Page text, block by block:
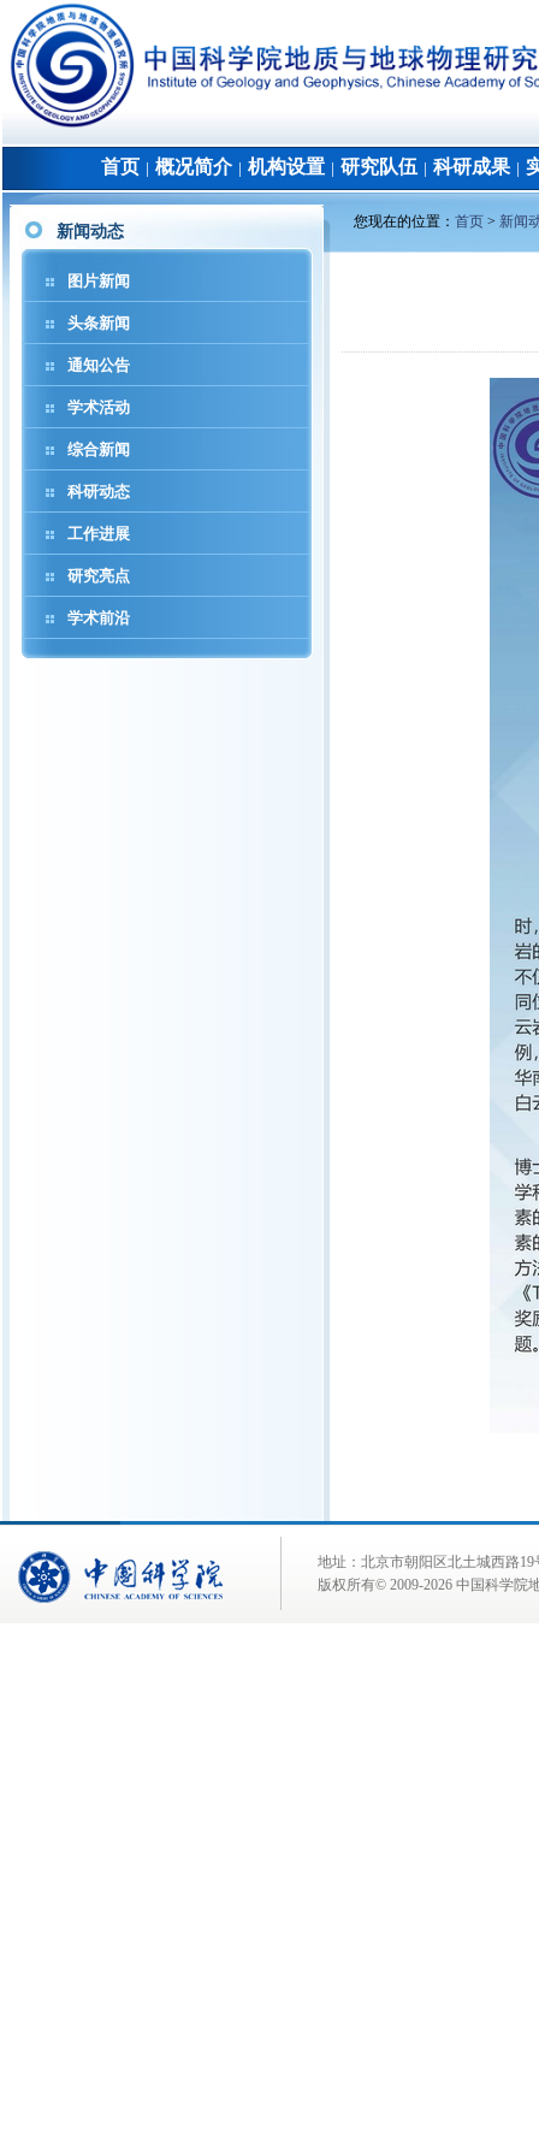
首页 概况简介│ 机构设置 研究队伍 科研成果│
新闻动态
图片新闻
头条新闻
通知公告
学术活动
综合新闻
科研动态
工作进展
研究亮点
学术前沿
您现在的位置： 首页 > 新闻
地址：北京市朝阳区北土城西路
版权所有© 2009-2026 中国科学院